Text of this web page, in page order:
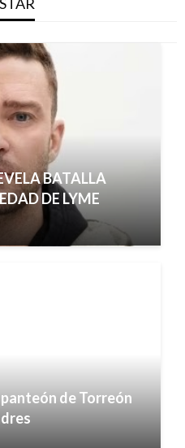
BATALLA
DE LYME
de Torreón